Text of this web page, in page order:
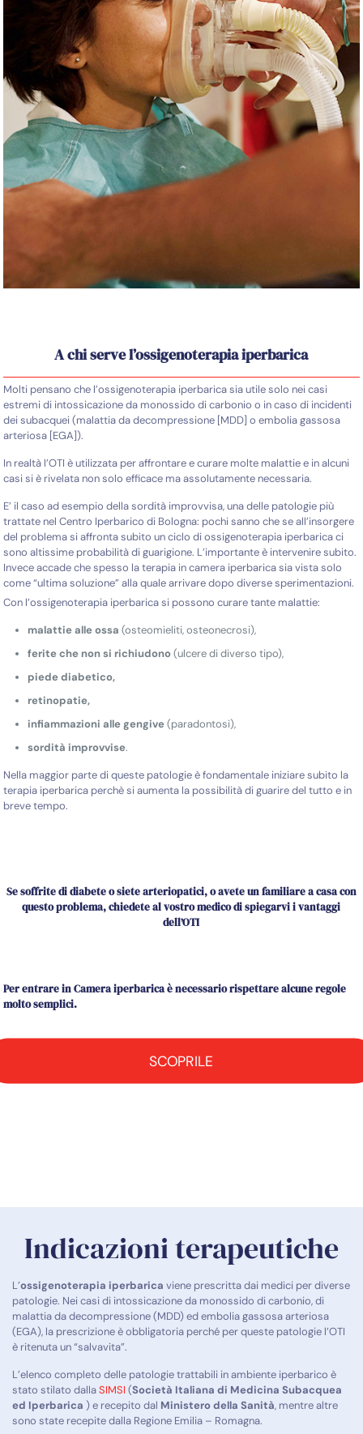
A chi serve l’ossigenoterapia iperbarica
Molti pensano che l’ossigenoterapia iperbarica sia utile solo nei casi
estremi di intossicazione da monossido di carbonio o in caso di incidenti
dei subacquei (malattia da decompressione [MDD] o embolia gassosa
arteriosa [EGA]).
In realtà l’OTI è utilizzata per affrontare e curare molte malattie e in alcuni
casi si è rivelata non solo efficace ma assolutamente necessaria.
E’ il caso ad esempio della sordità improvvisa, una delle patologie più
trattate nel Centro Iperbarico di Bologna: pochi sanno che se all’insorgere
del problema si affronta subito un ciclo di ossigenoterapia iperbarica ci
sono altissime probabilità di guarigione. L’importante è intervenire subito.
Invece accade che spesso la terapia in camera iperbarica sia vista solo
come “ultima soluzione” alla quale arrivare dopo diverse sperimentazioni.
Con l’ossigenoterapia iperbarica si possono curare tante malattie:
malattie alle ossa (osteomieliti, osteonecrosi),
ferite che non si richiudono(ulcere di diverso tipo),
piede diabetico,
retinopatie,
infiammazioni alle gengive(paradontosi),
sordità improvvise.
Nella maggior parte di queste patologie è fondamentale iniziare subito la
terapia iperbarica perchè si aumenta la possibilità di guarire del tutto e in
breve tempo.
Se soffrite didiabeteo sietearteriopatici, o avete un familiare a casa con
questo problema, chiedete al vostro medico di spiegarvi i vantaggi
dell’OTI
Per entrare in Camera iperbarica è necessario rispettare alcune regole
molto semplici.
SCOPRILE
Indicazioni terapeutiche
L’ossigenoterapia iperbarica viene prescritta dai medici per diverse
patologie. Nei casi di intossicazione da monossido di carbonio, di
malattia da decompressione (MDD) ed embolia gassosa arteriosa
(EGA), la prescrizione è obbligatoria perché per queste patologie l’OTI
è ritenuta un “salvavita”.
L’elenco completo delle patologie trattabili in ambiente iperbarico è
stato stilato dallaSIMSI (Società Italiana di Medicina Subacquea
ed Iperbarica ) e recepito dal Ministero della Sanità, mentre altre
sono state recepite dalla Regione Emilia – Romagna.